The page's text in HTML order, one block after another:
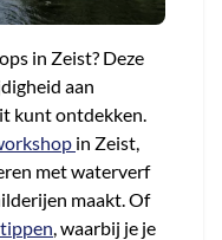
in Zeist? Deze
aan
kunt ontdekken.
in Zeist,
met waterverf
maakt. Of
, waarbij je je